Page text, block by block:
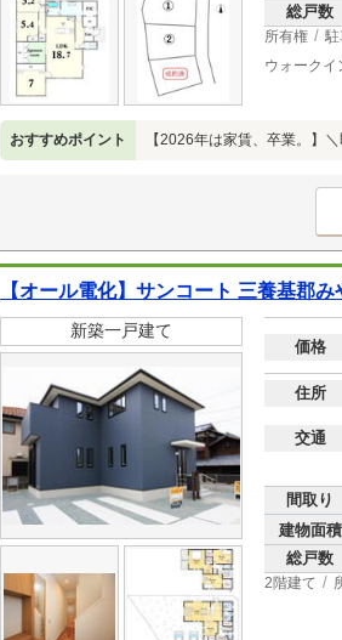
総戸数
所有権 駐
ウォークイ
おすすめポイント 【2026年は家賃、卒業。】
【オール電化】サンコート 三養基郡
新築一戸建て
価格
住所
交通
間取り
建物面積
総戸数
2階建て